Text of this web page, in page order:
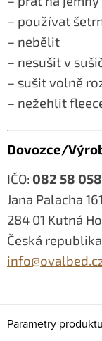
– používat
– nebělit
– nesušit v
– sušit volně
– nežehlit
Dovozce/
IČO: 082 58 058
Jana Palacha 161
284 01 Kutná
Česká republika
Parametry produktu